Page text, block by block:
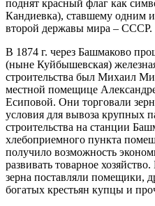
поднят красный флаг как
Кандиевка), ставшему одним
второй державы мира – СССР.
В 1874 г. через Башмаково
(ныне Куйбышевская)
строительства был Михаил
местной помещице
Есиповой. Они торговали
условия для вывоза крупных
строительства на станции
хлебоприемного пункта
получило возможность
развивать товарное
зерна поставляли помещики,
богатых крестьян купцы и